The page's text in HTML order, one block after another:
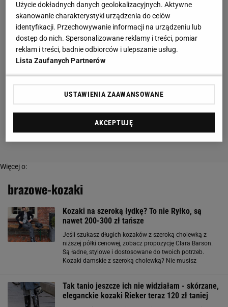
Więcej o:
brazowe-kozaki
Kozaki na szeroką łydkę? To nie Ryłko, są
nawet 200-300 zł tańsze
Jeśli szukasz długich kozaków z szeroką cholewką z
niższej półki cenowej, zobacz propozycję Clara Barson.
Są ładne, stylowe i dostosowane do twoich potrzeb.
Kozaki damskie z szeroką cholewką? Nie musisz
Tak tanio jeszcze ich nie widziałam - skórzane,
eleganckie kozaki Rieker teraz 120 zł taniej
Użycie dokładnych danych geolokalizacyjnych. Aktywne
skanowanie charakterystyki urządzenia do celów
identyfikacji. Przechowywanie informacji na urządzeniu lub
dostęp do nich. Spersonalizowane reklamy i treści, pomiar
reklam i treści, badnie odbiorców i ulepszanie usług.
Lista Zaufanych Partnerów
USTAWIENIA ZAAWANSOWANE
AKCEPTUJĘ